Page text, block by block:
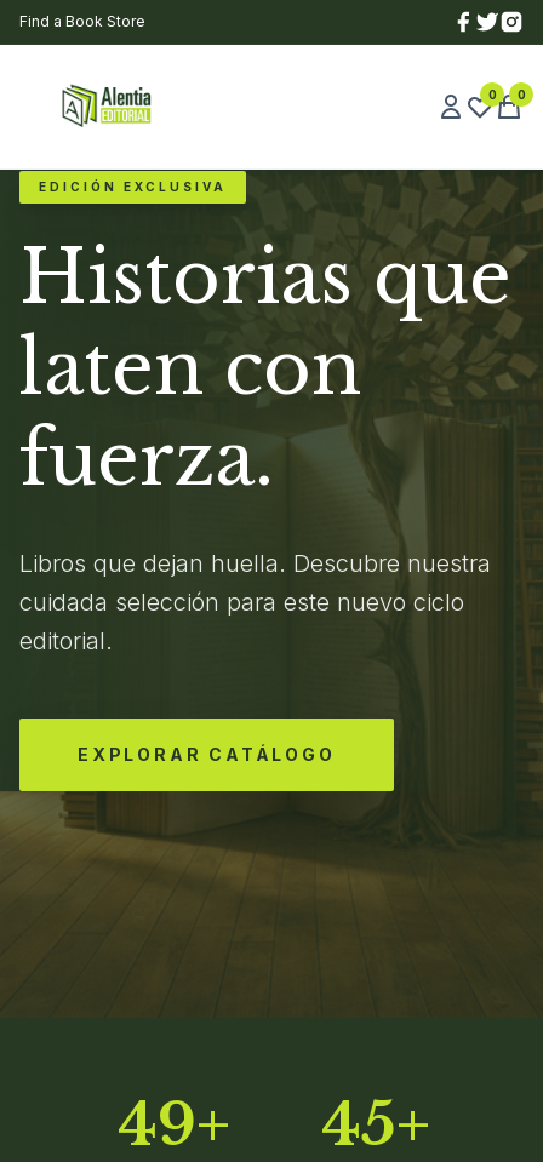
Find a Book Store
0 0
EDICIÓN EXCLUSIVA
Historias que
laten con
fuerza.
Libros que dejan huella. Descubre nuestra
cuidada selección para este nuevo ciclo
editorial.
EXPLORAR CATÁLOGO
49+ 45+